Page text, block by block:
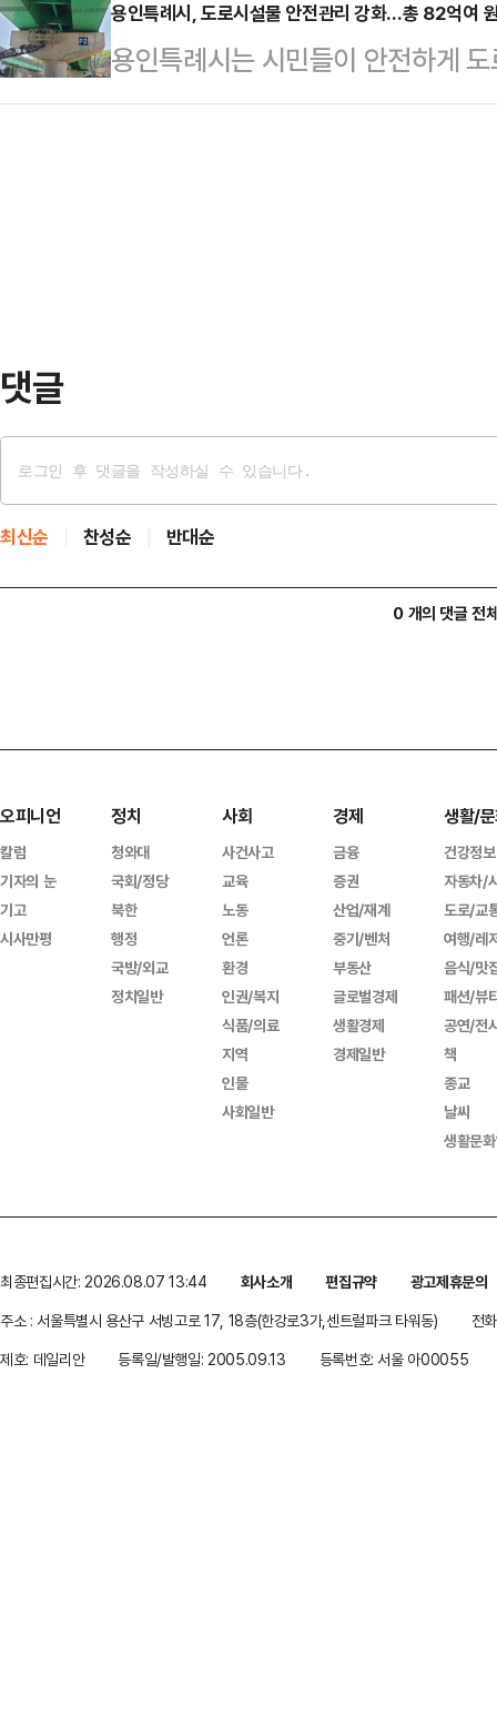
정확하게 해결하고, 행정 효율까지
의 사례집'에서 가장 많이 조회된
대표회의 등(…
225-6 일원에 위치했으며, 4만
역 상권이다.골목형 상점가로 지정
등록을 할 수 있고, 지역화폐 가맹
용인특례시, 도로시설물 안전관리 강화…총 82억여
용인특례시는 시민들이 안전하게
물에 대한 안전 점검과 보수 보강
댓글
최신순 찬성순 반대순
0 개의 댓글 전
오피니언
칼럼
기자의 눈
기고
시사만평
정치
청와대
국회/정당
북한
행정
국방/외교
정치일반
사회
사건사고
교육
노동
언론
환경
인권/복지
식품/의료
지역
인물
사회일반
경제
금융
증권
산업/재계
중기/벤처
부동산
글로벌경제
생활경제
경제일반
생활/
건강정보
자동차/
도로/교
여행/레
음식/맛
패션/뷰
공연/전
책
종교
날씨
생활문
최종편집시간: 2026.08.07 13:44 회사소개 편집규약
광고제휴문의
주소 : 서울특별시 용산구 서빙고로 17, 18층(한강로3가,센트럴파크 타워동)
전
제호: 데일리안
등록일/발행일: 2005.09.13 등록번호: 서울 아00055